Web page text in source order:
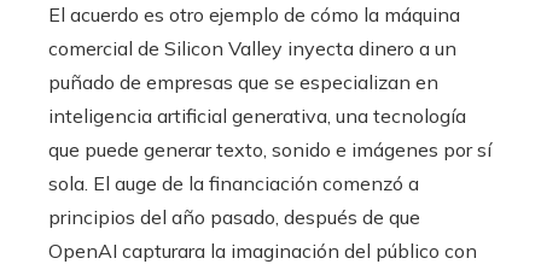
El acuerdo es otro ejemplo de cómo la máquina
comercial de Silicon Valley inyecta dinero a un
puñado de empresas que se especializan en
inteligencia artificial generativa, una tecnología
que puede generar texto, sonido e imágenes por sí
sola. El auge de la financiación comenzó a
principios del año pasado, después de que
OpenAI capturara la imaginación del público con